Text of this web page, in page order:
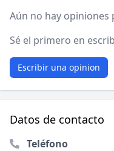
Aún no hay opiniones
Sé el primero en
Escribir una opinion
Datos de contacto
Teléfono